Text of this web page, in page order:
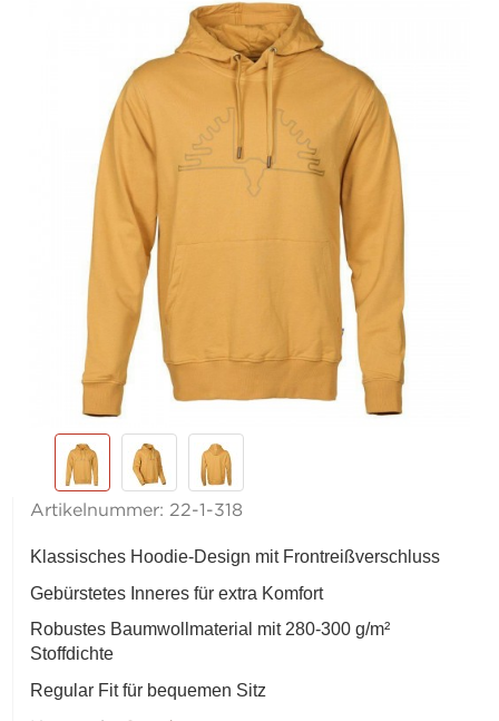
Artikelnummer: 22-1-318
Klassisches Hoodie-Design mit Frontreißverschluss
Gebürstetes Inneres für extra Komfort
Robustes Baumwollmaterial mit 280-300 g/m²
Stoffdichte
Regular Fit für bequemen Sitz